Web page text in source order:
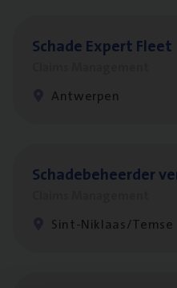
Scha­de Expert Fleet
Antwerpen
Scha­de­be­heer­der
Sint-Niklaas/Temse